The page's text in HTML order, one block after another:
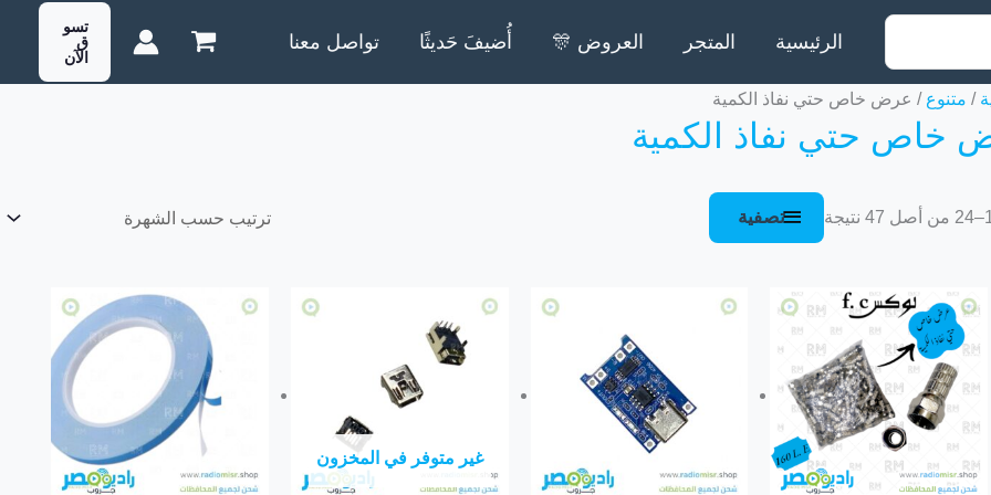
الرئيسية المتجر العروض 🎊 أُضيفَ حَديثًا تواصل معنا
تسو
ق
الآن
/ متنوع / عرض خاص حتي نفاذ الكمية
خاص حتي نفاذ الكمية
تم
حسب
الشهرة
تصفية
غير متوفر في المخزون